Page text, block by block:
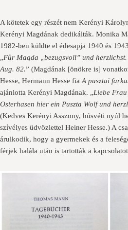
A kötetek egy részét nem Kerényi
Kerényi Magdának dedikálták. Monika
1982-ben küldte el édesapja 1940 és
„Für Magda „bezugsvoll” und
Aug. 82.” (Magdának [önökre is]
Hesse, Hermann Hesse fia A pusztai
ajánlotta Kerényi Magdának. „Liebe
Osterhasen hier ein Puszta Wolf und
(Kedves Kerényi Asszony, húsvéti nyúl
szívélyes üdvözlettel Heiner Hesse.) A
árulkodik, hogy a gyermekek és a
férjek halála után is tartották a